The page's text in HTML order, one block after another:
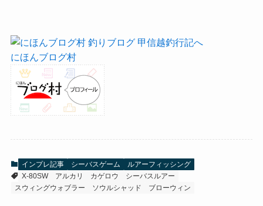
にほんブログ村
インプレ記事 シーバスゲーム
ルアーフィッシング
X-80SW
アルカリ カゲロウ
シーバスルアー
スウィングウォブラー
ソウルシャッド ブローウィン